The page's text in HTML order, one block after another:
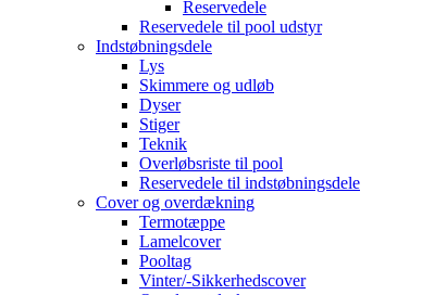
Reservedele
Reservedele til pool udstyr
Indstøbningsdele
Lys
Skimmere og udløb
Dyser
Stiger
Teknik
Overløbsriste til pool
Reservedele til indstøbningsdele
Cover og overdækning
Termotæppe
Lamelcover
Pooltag
Vinter/-Sikkerhedscover